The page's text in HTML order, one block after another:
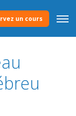
un cours